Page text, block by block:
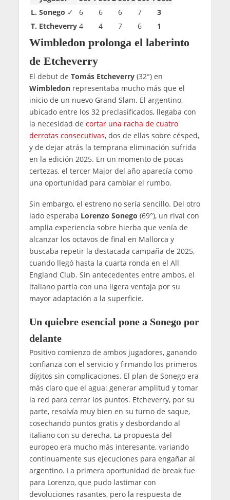
L. Sonego ✓ 6 6 6 7
3
T. Etcheverry 4 4 7 6 1
Wimbledon prolonga el laberinto
de Etcheverry
El debut de Tomás Etcheverry(32°) en
Wimbledonrepresentaba mucho más que el
inicio de un nuevo Grand Slam. El argentino,
ubicado entre los 32 preclasificados, llegaba con
la necesidad de cortar una racha de cuatro
derrotas consecutivas, dos de ellas sobre césped,
y de dejar atrás la temprana eliminación sufrida
en la edición 2025. En un momento de pocas
certezas, el tercer Major del año aparecía como
una oportunidad para cambiar el rumbo.
Sin embargo, el estreno no sería sencillo. Del otro
lado esperaba Lorenzo Sonego (69°), un rival con
amplia experiencia sobre hierba que venía de
alcanzar los octavos de final en Mallorca y
buscaba repetir la destacada campaña de 2025,
cuando llegó hasta la cuarta ronda en el All
England Club. Sin antecedentes entre ambos, el
italiano partía con una ligera ventaja por su
mayor adaptación a la superficie.
Un quiebre esencial pone a Sonego por
delante
Positivo comienzo de ambos jugadores, ganando
confianza con el servicio y firmando los primeros
dígitos sin complicaciones. El plan de Sonego era
más claro que el agua: generar amplitud y tomar
la red para cerrar los puntos. Etcheverry, por su
parte, resolvía muy bien en su turno de saque,
cosechando puntos gratis y desbordando al
italiano con su derecha. La propuesta del
europeo era mucho más interesante, variando
continuamente sus ejecuciones para engañar al
argentino. La primera oportunidad de break fue
para Lorenzo, que pudo lastimar con
devoluciones rasantes, pero la respuesta de